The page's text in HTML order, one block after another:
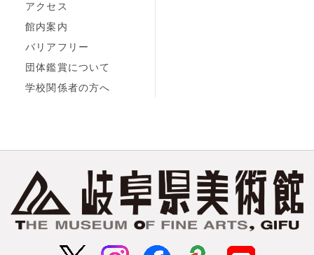
アクセス
館内案内
バリアフリー
団体鑑賞について
学校関係者の方へ